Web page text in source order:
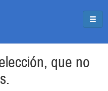
que no